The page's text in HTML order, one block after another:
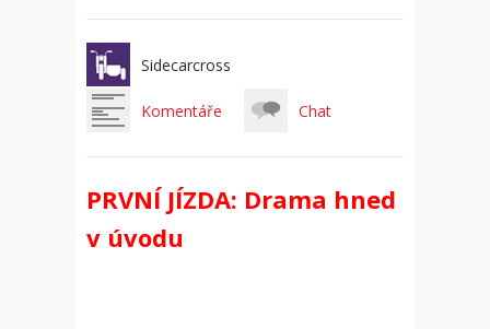
Sidecarcross
Komentáře Chat
PRVNÍ JÍZDA: Drama hned
v úvodu